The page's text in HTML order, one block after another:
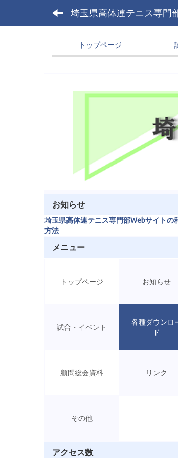
埼玉県高体連テニス専門
トップページ
お知らせ
埼玉県高体連テニス専門部Webサイトの
方法
メニュー
トップページ お知らせ
試合・イベント
各種ダウンロ
ド
顧問総会資料 リンク
その他
アクセス数